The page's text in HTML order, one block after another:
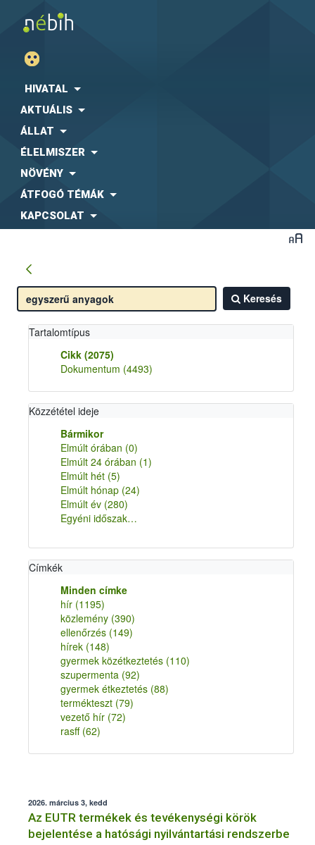
HIVATAL
AKTUÁLIS
ÁLLAT
ÉLELMISZER
NÖVÉNY
ÁTFOGÓ TÉMÁK
KAPCSOLAT
Keresés
Tartalomtípus
Cikk (2075)
Dokumentum (4493)
Közzététel ideje
Bármikor
Elmúlt órában (0)
Elmúlt 24 órában (1)
Elmúlt hét (5)
Elmúlt hónap (24)
Elmúlt év (280)
Egyéni időszak…
Címkék
Minden címke
hír (1195)
közlemény (390)
ellenőrzés (149)
hírek (148)
gyermek közétkeztetés (110)
szupermenta (92)
gyermek étkeztetés (88)
termékteszt (79)
vezető hír (72)
rasff (62)
2026. március 3, kedd
Az EUTR termékek és tevékenységi körök
bejelentése a hatósági nyilvántartási rendszerbe